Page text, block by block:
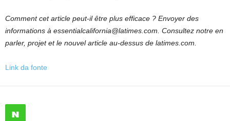
Comment cet article peut-il être plus efficace ? Envoyer des
informations à essentialcalifornia@latimes.com . Consultez notre en
parler, projetet le nouvel article au-dessus de latimes.com
Link da fonte